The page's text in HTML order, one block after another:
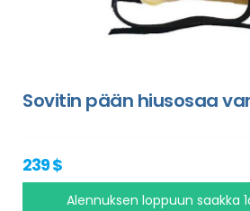
Sovitin pään hiusosaa
239 $
Alennuksen loppuun saakka